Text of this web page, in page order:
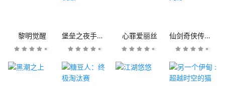
黎明觉醒 堡垒之夜手机版 心罪爱丽丝 仙剑奇侠传九野